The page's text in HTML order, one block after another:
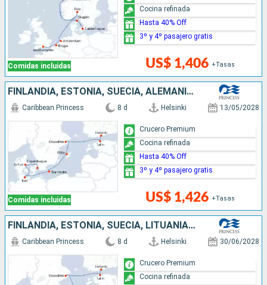
Comidas incluidas US$ 1,406 +Tasas
Cocina refinada
Hasta 40% Off
3º y 4º pasajero gratis
FINLANDIA, ESTONIA, SUECIA, ALEMANIA, DINAMARCA
Comidas incluidas
Caribbean Princess 8 d Helsinki 13/05/2028
US$ 1,426 +Tasas
Crucero Premium
Cocina refinada
Hasta 40% Off
3º y 4º pasajero gratis
FINLANDIA, ESTONIA, SUECIA, LITUANIA, ALEMANIA, DINAMARCA
Caribbean Princess 8 d Helsinki 30/06/2028
Crucero Premium
Cocina refinada